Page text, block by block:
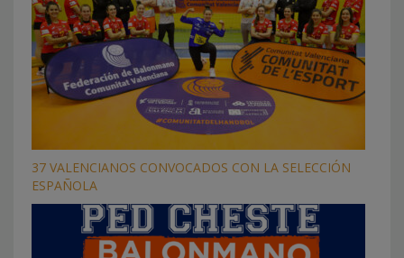
37 VALENCIANOS CONVOCADOS CON LA SELECCIÓN
ESPAÑOLA